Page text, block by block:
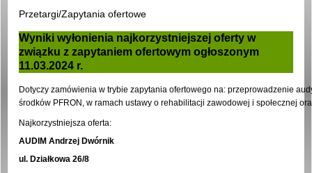
Przetargi/Zapytania ofertowe
Wyniki wyłonienia najkorzystniejszej oferty w
związku z zapytaniem ofertowym ogłoszonym
11.03.2024 r.
Dotyczy zamówienia w trybie zapytania ofertowego na: przeprowadzenie
środków PFRON, w ramach ustawy o rehabilitacji zawodowej i społecznej
Najkorzystniejsza oferta:
AUDIM Andrzej Dwórnik
ul. Działkowa 26/8